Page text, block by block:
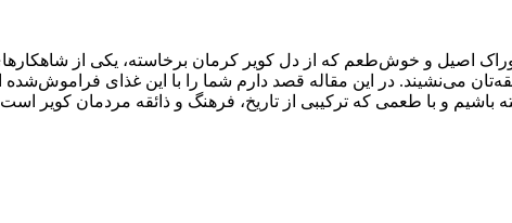
اصیل و خوش‌طعم که از دل کویر کرمان برخاسته، یکی از
می‌نشیند. در این مقاله قصد دارم شما را با این غذای فراموش‌شده
و با طعمی که ترکیبی از تاریخ، فرهنگ و ذائقه مردمان کویر